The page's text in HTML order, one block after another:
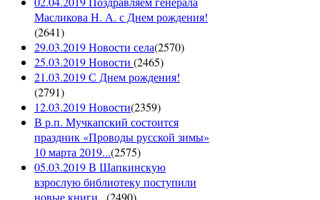
Масликова Н. А. с Днем рождения!
(2641)
29.03.2019 Новости села(2570)
25.03.2019 Новости (2465)
21.03.2019 С Днем рождения!
(2791)
12.03.2019 Новости(2359)
В р.п. Мучкапский состоится
праздник «Проводы русской зимы»
10 марта 2019...(2575)
05.03.2019 В Шапкинскую
взрослую библиотеку поступили
новые книги...(2490)